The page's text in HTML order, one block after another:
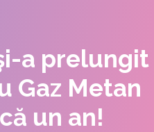
a prelungit
Gaz Metan
un an!